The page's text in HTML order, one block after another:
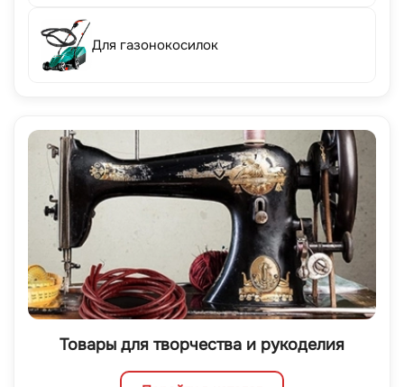
Для газонокосилок
Товары для творчества и рукоделия